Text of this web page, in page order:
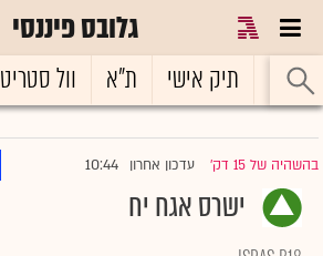
גלובס פיננסי
ראשי תיק אישי ת"א וול סטריט
בהשהיה של 15 דק' |עדכון אחרון 10:44
ישרס אגח יח